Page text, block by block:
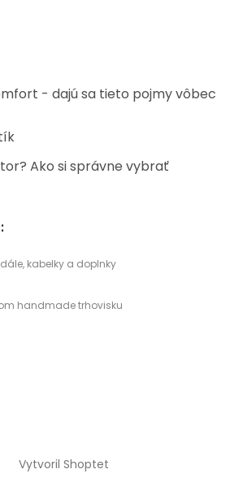
- dajú sa tieto pojmy vôbec
Ako si správne vybrať
kabelky a doplnky
handmade trhovisku
Vytvoril Shoptet